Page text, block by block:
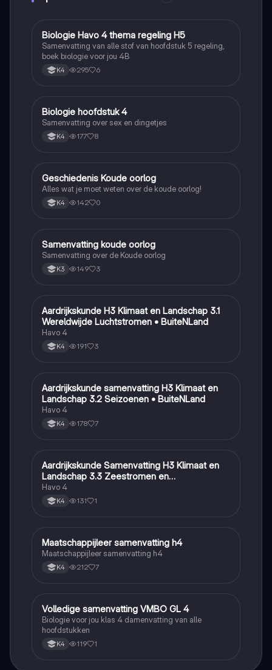
Biologie
Biologie Havo 4 thema regeling H5
Samenvatting van alle stof van hoofdstuk 5 regeling,
boek biologie voor jou 4B
K4 295 6
Biologie
Biologie hoofdstuk 4
Samenvatting over sex en dingetjes
K4 177 8
Geschiedenis
Geschiedenis Koude oorlog
Alles wat je moet weten over de koude oorlog!
K4 142 0
Geschiedenis
Samenvatting koude oorlog
Samenvatting over de Koude oorlog
K3 149 3
Aardrijkskunde
Aardrijkskunde H3 Klimaat en Landschap 3.1
Wereldwijde Luchtstromen • BuiteNLand
Havo 4
K4 191 3
Aardrijkskunde
Aardrijkskunde samenvatting H3 Klimaat en
Landschap 3.2 Seizoenen • BuiteNLand
Havo 4
K4 178 7
Aardrijkskunde
Aardrijkskunde Samenvatting H3 Klimaat en
Landschap 3.3 Zeestromen en
Klimaatgebieden • BuiteNLand
Havo 4
K4 131 1
Maatschappijleer
Maatschappijleer samenvatting h4
Maatschappijleer samenvatting h4
K4 212 7
Biologie
Volledige samenvatting VMBO GL 4
Biologie voor jou klas 4 damenvatting van alle
hoofdstukken
K4 119 1